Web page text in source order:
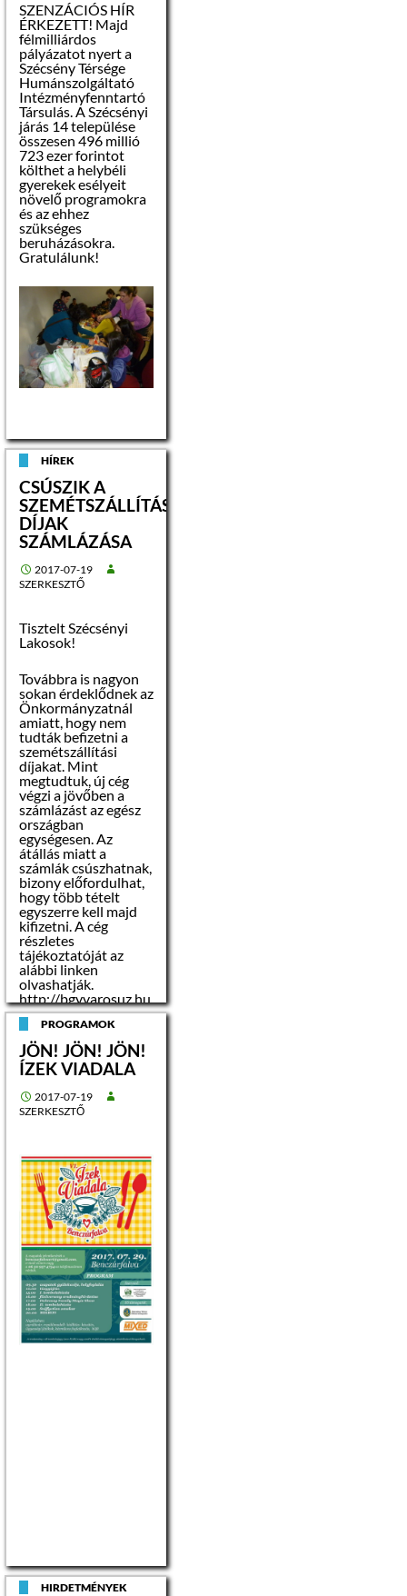
Az árverési
hirdetmény
levételének
napja:2017.
július 29.
Az árverés napja:
2017. július 31.
(hétfő) de.1000óra
Az árverés helye:
Szécsényi Közös
Önkormányzati
Hivatal (3170
Szécsény, Rákóczi út
84.) Haynald Lajos
kistanácskozó terme
Ajánlattevők köre:
– magánszemély
– jogi személy
nem rendelkező
szervezet
Az árverés a
vagyontárgy
értékesítésének
nyilvános, a pályázók
közvetlen
részvételével és
jelenlétével
során a vételár a
nyilvános liciten
licitlépcsők
kialakult
legmagasabb ajánlati
ár.
A versenyeztetési
eljárás során, annak
minden résztvevője
köteles biztosítani a
verseny tisztaságát,
az esélyegyenlőséget
és a nyilvánosságot.
Árverés tárgya:
címe:
Mindszenty József
tér 3. A lh. 3. emelet 3.
helyrajzi száma:
1309/A/10
alapterülete: 50
m
rendeltetése:
közműellátottsága:
gázcsonk az
épületben
A lakás műszaki
állapota: –
elektromos hálózat:
külön mérővel,
220V/10A,
hőszigetelt
üvegezésű
SZENZÁCIÓS HÍR
ÉRKEZETT! Majd
félmilliárdos
pályázatot nyert a
Szécsény Térsége
Humánszolgáltató
Intézményfenntartó
Társulás. A Szécsényi
járás 14 települése
összesen 496 millió
723 ezer forintot
költhet a helybéli
gyerekek esélyeit
növelő programokra
és az ehhez
szükséges
beruházásokra.
Gratulálunk!
HÍREK
CSÚSZIK A
SZEMÉTSZÁLLÍTÁSI
DÍJAK
SZÁMLÁZÁSA
2017-07-19
SZERKESZTŐ
Tisztelt Szécsényi
Lakosok!
Továbbra is nagyon
sokan érdeklődnek az
Önkormányzatnál
amiatt, hogy nem
tudták befizetni a
szemétszállítási
díjakat. Mint
megtudtuk, új cég
végzi a jövőben a
számlázást az egész
országban
egységesen. Az
átállás miatt a
számlák csúszhatnak,
bizony előfordulhat,
hogy több tételt
egyszerre kell majd
kifizetni. A cég
részletes
tájékoztatóját az
alábbi linken
olvashatják.
http://bgyvarosuz.hu
/…/
…/Balassagyarmat_t_
j_koztat_lakos.pdf
PROGRAMOK
JÖN! JÖN! JÖN!
ÍZEK VIADALA
2017-07-19
SZERKESZTŐ
HIRDETMÉNYEK